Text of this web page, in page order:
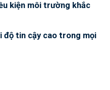
kiện môi trường khắc
độ tin cậy cao trong mọi